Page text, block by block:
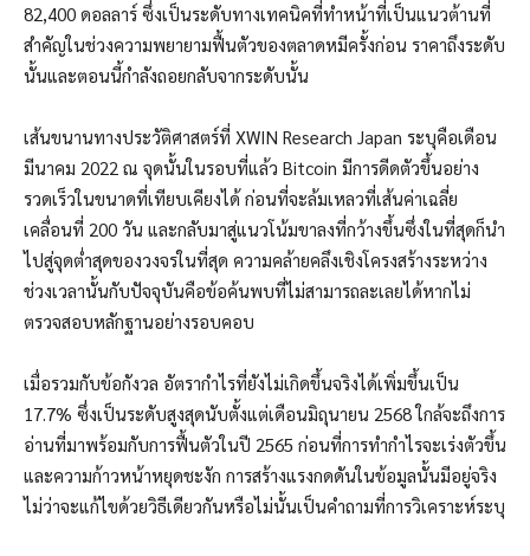
82,400 ดอลลาร์ ซึ่งเป็นระดับทางเทคนิคที่ทำหน้าที่เป็นแนวต้านที่
สำคัญในช่วงความพยายามฟื้นตัวของตลาดหมีครั้งก่อน ราคาถึงระดับ
นั้นและตอนนี้กำลังถอยกลับจากระดับนั้น
เส้นขนานทางประวัติศาสตร์ที่ XWIN Research Japan ระบุคือเดือน
มีนาคม 2022 ณ จุดนั้นในรอบที่แล้ว Bitcoin มีการดีดตัวขึ้นอย่าง
รวดเร็วในขนาดที่เทียบเคียงได้ ก่อนที่จะล้มเหลวที่เส้นค่าเฉลี่ย
เคลื่อนที่ 200 วัน และกลับมาสู่แนวโน้มขาลงที่กว้างขึ้นซึ่งในที่สุดก็นำ
ไปสู่จุดต่ำสุดของวงจรในที่สุด ความคล้ายคลึงเชิงโครงสร้างระหว่าง
ช่วงเวลานั้นกับปัจจุบันคือข้อค้นพบที่ไม่สามารถละเลยได้หากไม่
ตรวจสอบหลักฐานอย่างรอบคอบ
เมื่อรวมกับข้อกังวล อัตรากำไรที่ยังไม่เกิดขึ้นจริงได้เพิ่มขึ้นเป็น
17.7% ซึ่งเป็นระดับสูงสุดนับตั้งแต่เดือนมิถุนายน 2568 ใกล้จะถึงการ
อ่านที่มาพร้อมกับการฟื้นตัวในปี 2565 ก่อนที่การทำกำไรจะเร่งตัวขึ้น
และความก้าวหน้าหยุดชะงัก การสร้างแรงกดดันในข้อมูลนั้นมีอยู่จริง
ไม่ว่าจะแก้ไขด้วยวิธีเดียวกันหรือไม่นั้นเป็นคำถามที่การวิเคราะห์ระบุ